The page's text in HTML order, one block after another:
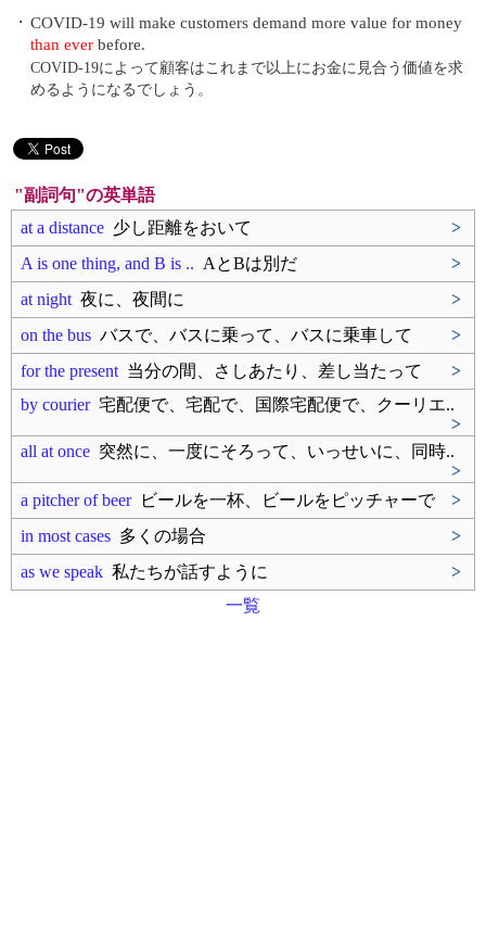
・ COVID-19 will make customers demand more value for money
than ever before.
COVID-19によって顧客はこれまで以上にお金に見合う価値を求
めるようになるでしょう。
"副詞句"の英単語
at a distance 少し距離をおいて
>
A is one thing, and B is .. AとBは別だ
>
at night 夜に、夜間に
>
on the bus バスで、バスに乗って、バスに乗車して
>
for the present 当分の間、さしあたり、差し当たって
>
by courier宅配便で、宅配で、国際宅配便で、クーリエ..
>
all at once 突然に、一度にそろって、いっせいに、同時..
>
a pitcher of beerビールを一杯、ビールをピッチャーで
>
in most cases 多くの場合
>
as we speak 私たちが話すように
>
一覧